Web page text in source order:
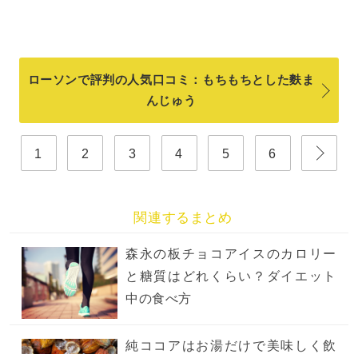
ローソンで評判の人気口コミ：もちもちとした麩ま
んじゅう
1 2 3 4 5 6
関連するまとめ
森永の板チョコアイスのカロリー
と糖質はどれくらい？ダイエット
中の食べ方
純ココアはお湯だけで美味しく飲